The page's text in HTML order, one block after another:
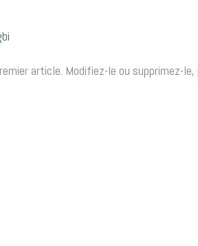
article. Modifiez-le ou supprimez-